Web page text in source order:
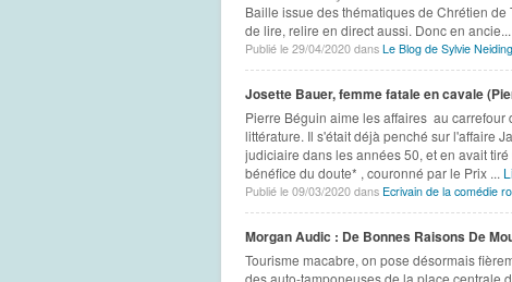
Baille issue des thématiques de Chrétien
de lire, relire en direct aussi. Donc en ancie...
Publié le 29/04/2020 dans Le Blog de Sylvie
Josette Bauer, femme fatale en cavale
Pierre Béguin aime les affaires au carrefour
littérature. Il s'était déjà penché sur l'affaire
judiciaire dans les années 50, et en avait
bénéfice du doute* , couronné par le Prix ...
Publié le 09/03/2020 dans Ecrivain de la comédie
Morgan Audic : De Bonnes Raisons De
Tourisme macabre, on pose désormais
des auto-tamponeuses de la place centrale